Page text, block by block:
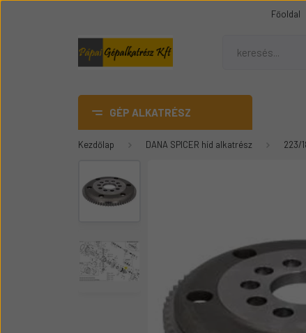
Főoldal
GÉP ALKATRÉSZ
AdBlue
DANA SPICER híd alkatrész
Gumiheveder
üvegek
Épitőipari gépalkatrészek
Teleszkópos rakódó
Kezdőlap DANA SPICER híd alkatrész 223/